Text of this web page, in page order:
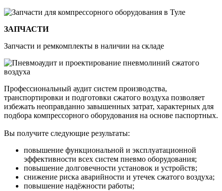
ЗАПЧАСТИ
Запчасти и ремкомплекты в наличии на складе
Профессиональный аудит систем производства,
транспортировки и подготовки сжатого воздуха позволяет
избежать неоправданно завышенных затрат, характерных для
подбора компрессорного оборудования на основе паспортных.
Вы получите следующие результаты:
повышение функциональной и эксплуатационной
эффективности всех систем пневмо оборудования;
повышение долговечности установок и устройств;
снижение риска аварийности и утечек сжатого воздуха;
повышение надёжности работы;